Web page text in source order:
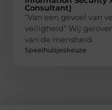
Consultant)
“Van een gevoel van
veiligheid” Wij
van de mensheid
Speelhuisjeskeuze